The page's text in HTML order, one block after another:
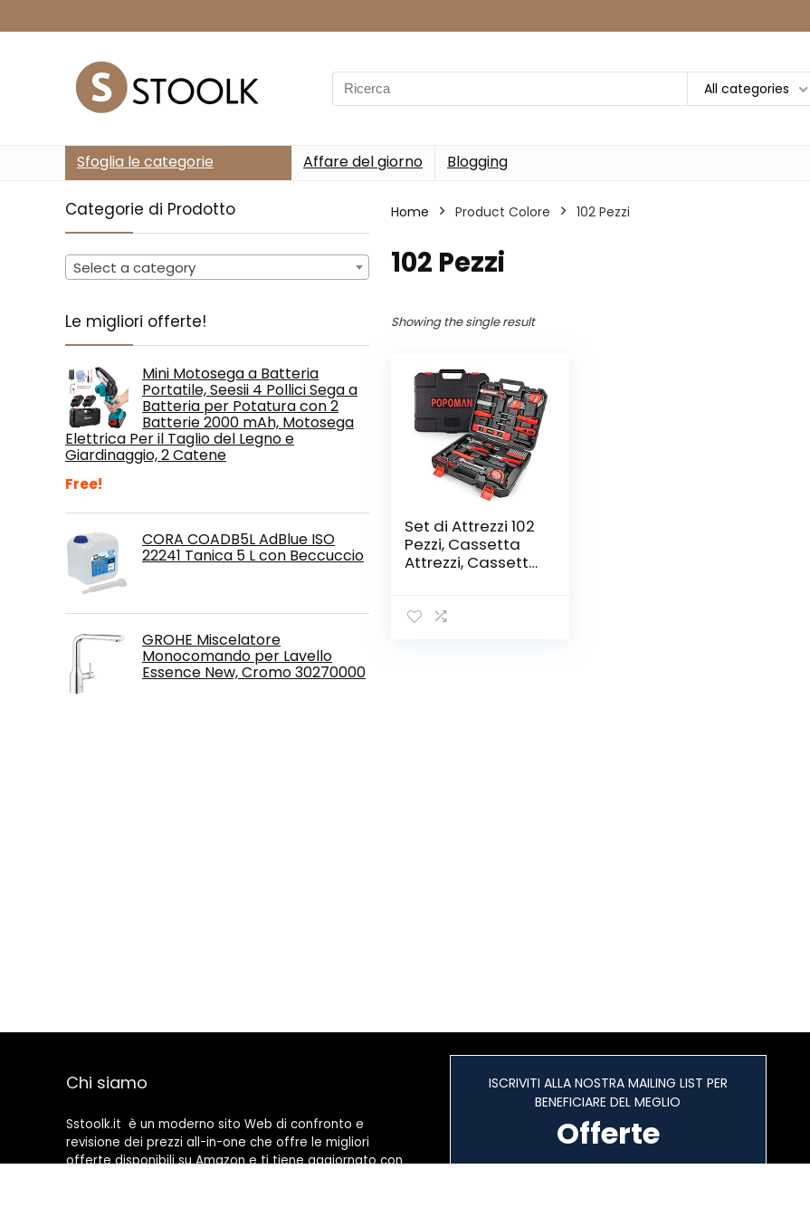
Search
for:
All categories
Sfoglia le categorie Affare del giorno Blogging
Categorie di Prodotto
Select a category
Le migliori offerte!
Mini Motosega a Batteria
Portatile, Seesii 4 Pollici Sega a
Batteria per Potatura con 2
Batterie 2000 mAh, Motosega
Elettrica Per il Taglio del Legno e
Giardinaggio, 2 Catene
Free!
CORA COADB5L AdBlue ISO
22241 Tanica 5 L con Beccuccio
GROHE Miscelatore
Monocomando per Lavello
Essence New, Cromo 30270000
Home Product Colore ‎102 Pezzi
‎102 Pezzi
Showing the single result
Set di Attrezzi 102
Pezzi, Cassetta
Attrezzi, Cassetta
Coltello, Martello,
Chi siamo
Sstoolk.it è un moderno sito Web di confronto e
revisione dei prezzi all-in-one che offre le migliori
offerte disponibili su Amazon e ti tiene aggiornato con
ISCRIVITI ALLA NOSTRA MAILING LIST PER
BENEFICIARE DEL MEGLIO
Offerte